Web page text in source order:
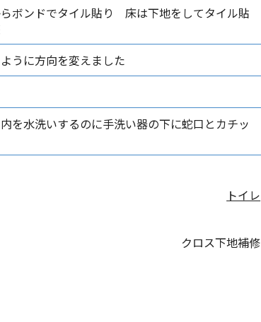
ボンドでタイル貼り 床は下地をしてタイル貼
うに方向を変えました
を水洗いするのに手洗い器の下に蛇口とカチッ
トイレ
クロス下地補修